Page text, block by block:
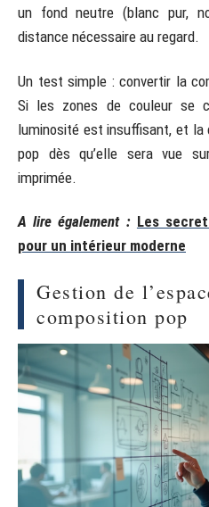
un fond neutre (blanc pur,
distance nécessaire au regard.
Un test simple : convertir la
Si les zones de couleur se
luminosité est insuffisant, et
pop dès qu’elle sera vue
imprimée.
A lire également : Les
pour un intérieur moderne
Gestion de
composition pop